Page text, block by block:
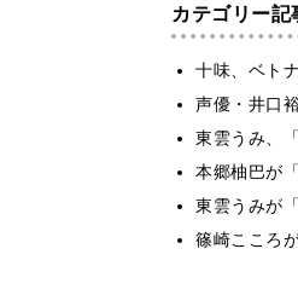
カテゴリー記
十味、ベト
声優・井口
東雲うみ、
本郷柚巴が
東雲うみが
篠崎こころ